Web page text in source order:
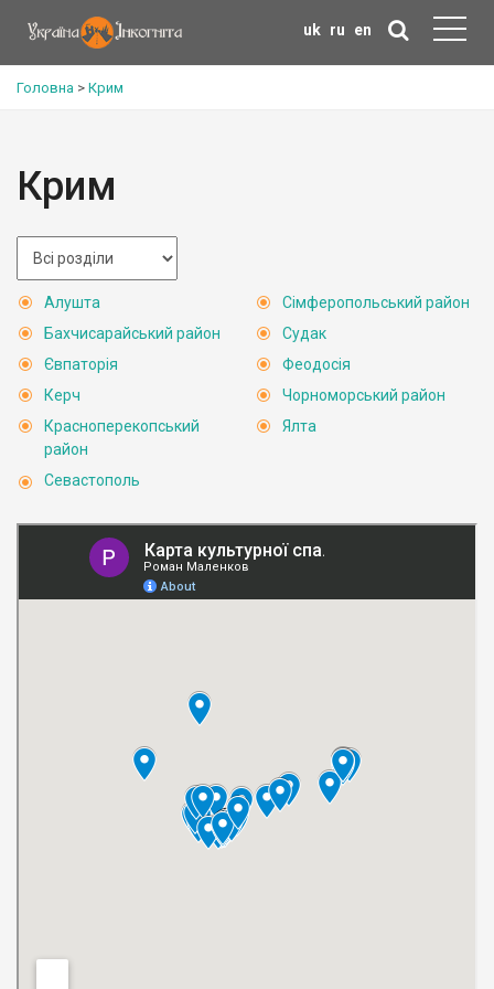
uk ru en
Головна > Крим
Крим
Алушта
Бахчисарайський район
Євпаторія
Керч
Красноперекопський
район
Севастополь
Сімферопольський район
Судак
Феодосія
Чорноморський район
Ялта